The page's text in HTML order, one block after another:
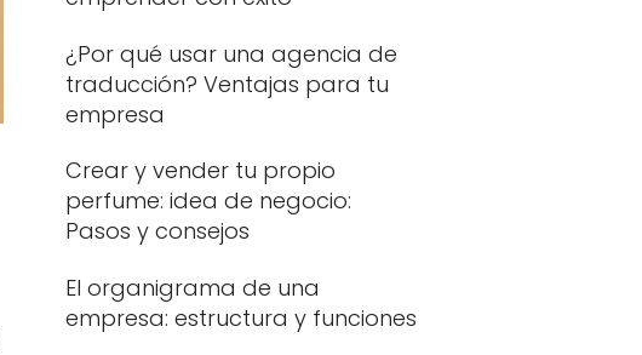
¿Por qué usar una agencia de
traducción? Ventajas para tu
empresa
Crear y vender tu propio
perfume: idea de negocio:
Pasos y consejos
El organigrama de una
empresa: estructura y funciones